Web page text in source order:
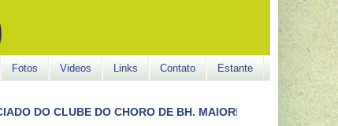
Fotos Videos Links Contato Estante
CHORO DE BH. MAIORES INFORMAÇÕES LIGUE (31)3422-